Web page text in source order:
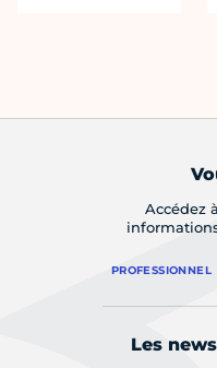
Accédez
PROFESSIONNEL
Les